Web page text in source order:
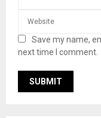
Save my name,
next time I comment.